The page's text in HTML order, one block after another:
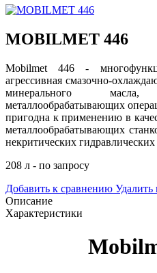
MOBILMET 446
Mobilmet 446 -
агрессивная смазочно-
минерального
металлообрабатывающих
пригодна к применению в
металлообрабатывающих
некритических гидравлических
208 л - по запросу
Добавить к сравнению Удалить
Описание
Характеристики